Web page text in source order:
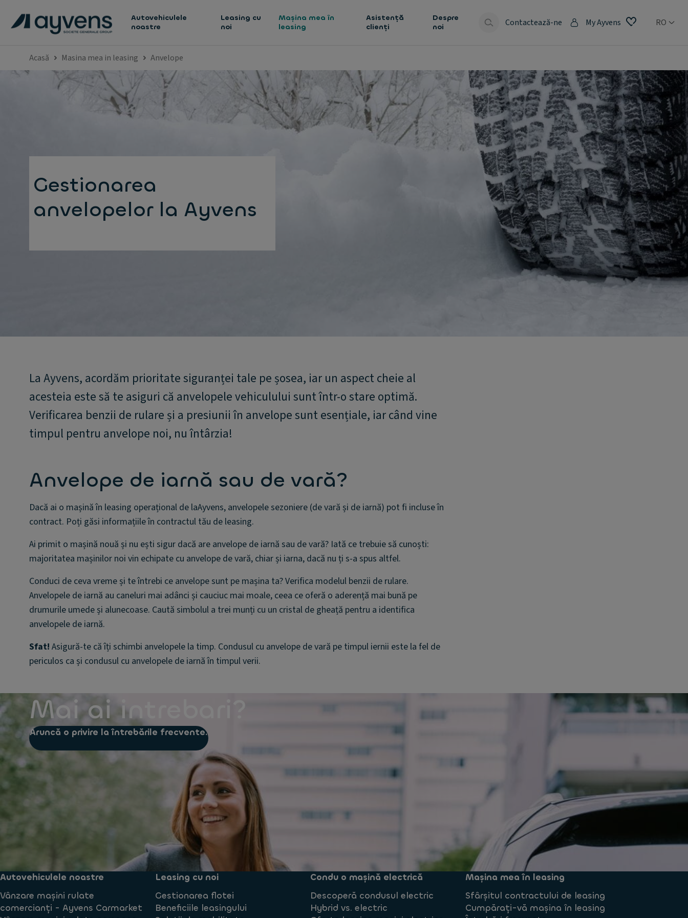
Autovehiculele
noastre
Leasing cu
noi
Mașina mea în
leasing
Asistență
clienți
Despre
noi
Contactează-ne My Ayvens RO
Acasă Masina mea in leasing Anvelope
Gestionarea
anvelopelor la Ayvens
La Ayvens, acordăm prioritate siguranței tale pe șosea, iar un aspect cheie al
acesteia este să te asiguri că anvelopele vehiculului sunt într-o stare optimă.
Verificarea benzii de rulare și a presiunii în anvelope sunt esențiale, iar când vine
timpul pentru anvelope noi, nu întârzia!
Anvelope de iarnă sau de vară?
Dacă ai o mașină în leasing operațional de laAyvens, anvelopele sezoniere (de vară și de iarnă) pot fi incluse în
contract. Poți găsi informațiile în contractul tău de leasing.
Ai primit o mașină nouă și nu ești sigur dacă are anvelope de iarnă sau de vară? Iată ce trebuie să cunoști:
majoritatea mașinilor noi vin echipate cu anvelope de vară, chiar și iarna, dacă nu ți s-a spus altfel.
Conduci de ceva vreme și te întrebi ce anvelope sunt pe mașina ta? Verifica modelul benzii de rulare.
Anvelopele de iarnă au caneluri mai adânci și cauciuc mai moale, ceea ce oferă o aderență mai bună pe
drumurile umede și alunecoase. Caută simbolul a trei munți cu un cristal de gheață pentru a identifica
anvelopele de iarnă.
Sfat! Asigură-te că îți schimbi anvelopele la timp. Condusul cu anvelope de vară pe timpul iernii este la fel de
periculos ca și condusul cu anvelopele de iarnă în timpul verii.
Mai ai intrebari?
Aruncă o privire la întrebările frecvente.
Autovehiculele noastre
Vânzare mașini rulate
comercianți - Ayvens Carmarket
Leasing cu noi
Gestionarea flotei
Beneficiile leasingului
Condu o mașină electrică
Descoperă condusul electric
Hybrid vs. electric
Mașina mea în leasing
Sfârșitul contractului de leasing
Cumpărați-vă mașina în leasing